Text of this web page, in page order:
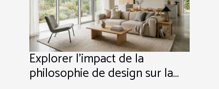
Explorer l'impact de la
philosophie de design sur la